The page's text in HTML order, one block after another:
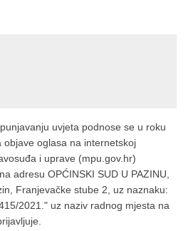
uvjeta podnose se u roku
oglasa na internetskoj
i uprave (mpu.gov.hr)
adresu OPĆINSKI SUD U PAZINU,
Franjevačke stube 2, uz naznaku:
2021." uz naziv radnog mjesta na